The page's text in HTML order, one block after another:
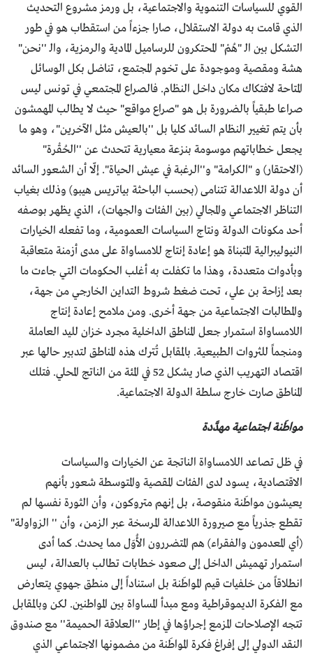
القوي للسياسات التنموية والاجتماعية، بل ورمز مشروع التحديث
الذي قامت به دولة الاستقلال، صارا جزءاً من استقطاب هو في طور
التشكل بين الـ "هُمْ" المحتكرون للرساميل المادية والرمزية، والـ ''نحن"
هشة ومقصية وموجودة على تخوم المجتمع، تناضل بكل الوسائل
المتاحة لافتكاك مكان داخل النظام. فالصراع المجتمعي في تونس ليس
صراعا طبقياً بالضرورة بل هو "صراع مواقع" حيث لا يطالب المهمشون
بأن يتم تغيير النظام السائد كليا بل ''بالعيش مثل الآخرين"، وهو ما
يجعل خطاباتهم موسومة بنزعة معيارية تتحدث عن ''الحُقْرة"
(الاحتقار) و "الكرامة" و''الرغبة في عيش الحياة". إلّا أن الشعور السائد
أن دولة اللاعدالة تتنامى (بحسب الباحثة بياتريس هيبو) وذلك بغياب
التناظر الاجتماعي والمجالي (بين الفئات والجهات)، الذي يظهر بوصفه
أحد مكونات الدولة ونتاج السياسات العمومية، وما تفعله الخيارات
النيوليبرالية المتبناة هو إعادة إنتاج للامساواة على مدى أزمنة متعاقبة
وبأدوات متعددة، وهذا ما تكفلت به أغلب الحكومات التي جاءت ما
بعد إزاحة بن علي، تحت ضغط شروط التداين الخارجي من جهة،
والمطالبات الاجتماعية من جهة أخرى. ومن ملامح إعادة إنتاج
اللامساواة استمرار جعل المناطق الداخلية مجرد خزان لليد العاملة
ومنجماً للثروات الطبيعية. بالمقابل تُترك هذه المناطق لتدبير حالها عبر
اقتصاد التهريب الذي صار يشكل 52 في المئة من الناتج المحلي. فتلك
المناطق صارت خارج سلطة الدولة الاجتماعية.
مواطَنة اجتماعية مهدَّدة
في ظل تصاعد اللامساواة الناتجة عن الخيارات والسياسات
الاقتصادية، يسود لدى الفئات المقصية والمتوسطة شعور بأنهم
يعيشون مواطَنة منقوصة، بل إنهم متروكون، وأن الثورة نفسها لم
تقطع جذرياً مع صيرورة اللاعدالة المرسخة عبر الزمن، وأن '' الزواولة"
(أي المعدمون والفقراء) هم المتضررون الأُوَل مما يحدث. كما أدى
استمرار تهميش الداخل إلى صعود خطابات تطالب بالعدالة، ليس
انطلاقاً من خلفيات قيم المواطَنة بل استناداً إلى منطق جهوي يتعارض
مع الفكرة الديموقراطية ومع مبدأ المساواة بين المواطنين. لكن وبالمقابل
تتجه الإصلاحات المزمع إجراؤها في إطار ''العلاقة الحميمة'' مع صندوق
النقد الدولي إلى إفراغ فكرة المواطَنة من مضمونها الاجتماعي الذي